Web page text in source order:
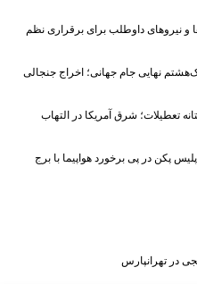
نیروهای داوطلب برای برقراری نظم
نهایی جام جهانی؛ اخراج جنجالی
تعطیلات؛ شرق آمریکا در التهاب
پکن در پی برخورد هواپیما با برج
در تهرانپارس